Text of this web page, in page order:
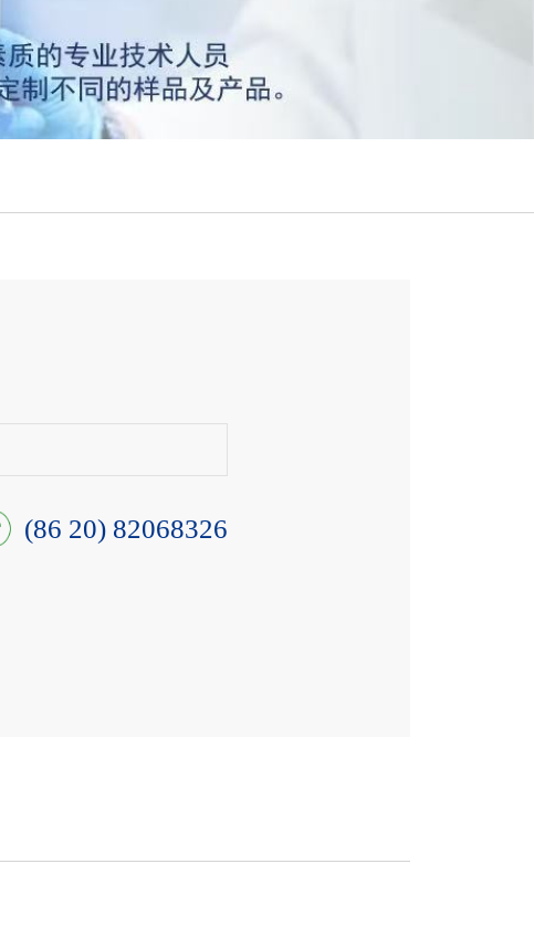
(86 20) 82068326